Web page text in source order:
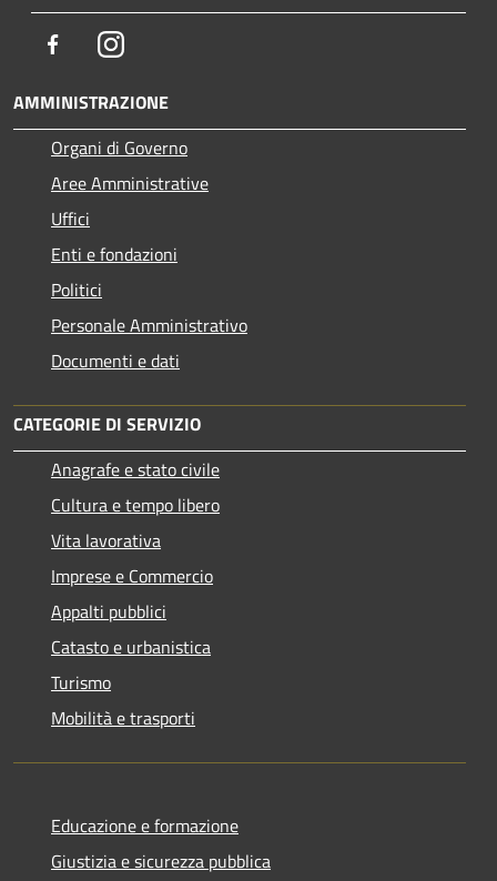
FacebookInstagram
AMMINISTRAZIONE
Organi di Governo
Aree Amministrative
Uffici
Enti e fondazioni
Politici
Personale Amministrativo
Documenti e dati
CATEGORIE DI SERVIZIO
Anagrafe e stato civile
Cultura e tempo libero
Vita lavorativa
Imprese e Commercio
Appalti pubblici
Catasto e urbanistica
Turismo
Mobilità e trasporti
Educazione e formazione
Giustizia e sicurezza pubblica